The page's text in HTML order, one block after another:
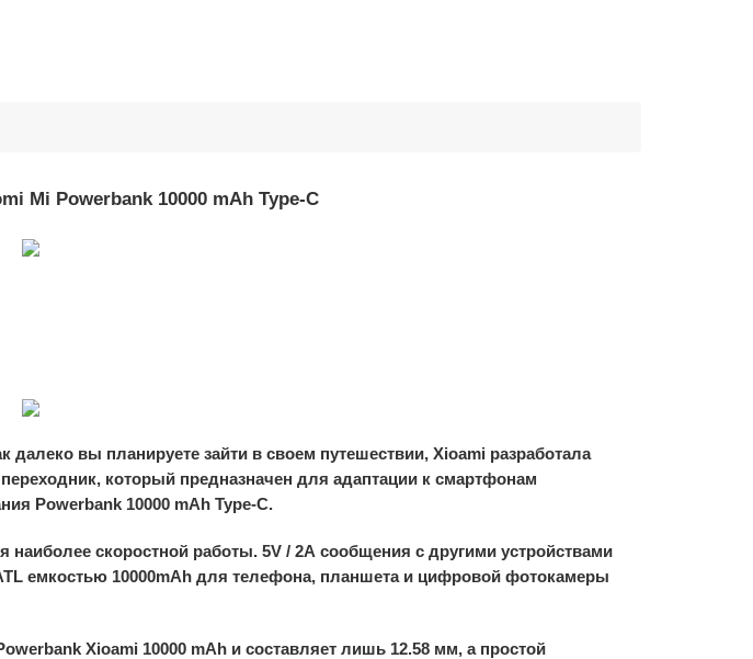
Mi Powerbank 10000 mAh Type-C
вы планируете зайти в своем путешествии, Xioami разработала
который предназначен для адаптации к смартфонам
Powerbank 10000 mAh Type-C.
скоростной работы. 5V / 2A сообщения с другими устройствами
емкостью 10000mAh для телефона, планшета и цифровой фотокамеры
Xioami 10000 mAh и составляет лишь 12.58 мм, а простой